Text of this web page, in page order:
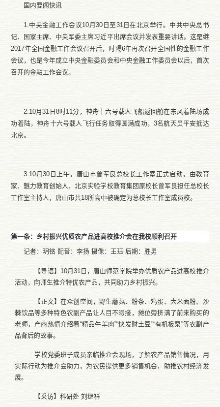
国内要闻快讯
1.中央金融工作会议10月30日至31日在北京举行。中共中央总书
记、国家主席、中央军委主席习近平出席会议并发表重要讲话。这是继
2017年全国金融工作会议召开后，时隔6年再次召开全国性的金融工作
会议，也是今年成立中央金融委员会和中央金融工作委员会以后，首次
召开的金融工作会议。
2.10月31日8时11分，神舟十六号载人飞船返回舱在东风着陆场成
功着陆，神舟十六号载人飞行任务取得圆满成功，3名航天员平安抵达
北京。
3.10月30日上午，唐山市曾军良总校长工作室正式启动，由教育
家、魅力教育创始人、北京实验学校教育集团原校长曾军良担任总校长
工作室主持人，唐山市共18所高中被确定为总校长工作室成员校。
第一条：乡村振兴优质农产品进高校推介会在我校顺利召开
记者：玥铭 配音： 李扬 摄像：王珏 后期：胜男
【导语】 10月31日，唐山师范学院举办优质农产品进高校推介
活动，向师生推介特优农产品，共同助力乡村振兴。
【正文】在众创空间，野生蘑菇、粉条、鸡蛋、大米面粉、沙
棘饮品等多种特色农副产品让人目不暇接，摊位旁挤满了前来购买的
老师，产商热情介绍着“精品牛羊肉”“快发财土豆”“有机板栗”等农副产
品背后的故事。
学校党委班子成员亲临推介会现场，了解农产品销售情况，用
实际行动为推介会助力，为农民提供更多销售机会，助推农村经济发
展。
【采访】科研处 刘继祥